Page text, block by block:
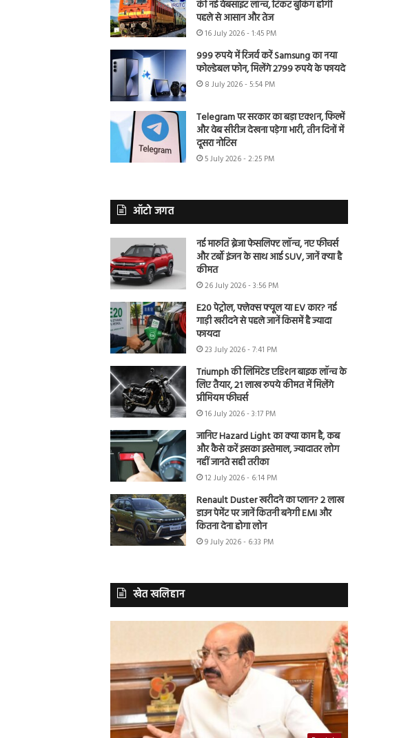
की नई वेबसाइट लॉन्च, टिकट बुकिंग होगी
पहले से आसान और तेज
16 July 2026 - 1:45 PM
999 रुपये में रिजर्व करें Samsung का नया
फोल्डेबल फोन, मिलेंगे 2799 रुपये के फायदे
8 July 2026 - 5:54 PM
Telegram पर सरकार का बड़ा एक्शन, फिल्में
और वेब सीरीज देखना पड़ेगा भारी, तीन दिनों में
दूसरा नोटिस
5 July 2026 - 2:25 PM
ऑटो जगत
नई मारुति ब्रेजा फेसलिफ्ट लॉन्च, नए फीचर्स
और टर्बो इंजन के साथ आई SUV, जानें क्या है
कीमत
26 July 2026 - 3:56 PM
E20 पेट्रोल, फ्लेक्स फ्यूल या EV कार? नई
गाड़ी खरीदने से पहले जानें किसमें है ज्यादा
फायदा
23 July 2026 - 7:41 PM
Triumph की लिमिटेड एडिशन बाइक लॉन्च के
लिए तैयार, 21 लाख रुपये कीमत में मिलेंगे
प्रीमियम फीचर्स
16 July 2026 - 3:17 PM
जानिए Hazard Light का क्या काम है, कब
और कैसे करें इसका इस्तेमाल, ज्यादातर लोग
नहीं जानते सही तरीका
12 July 2026 - 6:14 PM
Renault Duster खरीदने का प्लान? 2 लाख
डाउन पेमेंट पर जानें कितनी बनेगी EMI और
कितना देना होगा लोन
9 July 2026 - 6:33 PM
खेत खलिहान